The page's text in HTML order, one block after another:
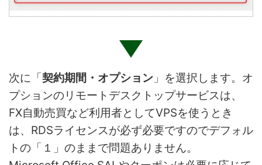
次に「契約期間・オプション 」を選択します。オ
プションのリモートデスクトップサービスは、
FX自動売買など利用者としてVPSを使うとき
は、RDSライセンスが必ず必要ですのでデフォル
トの「１」のままで問題ありません。